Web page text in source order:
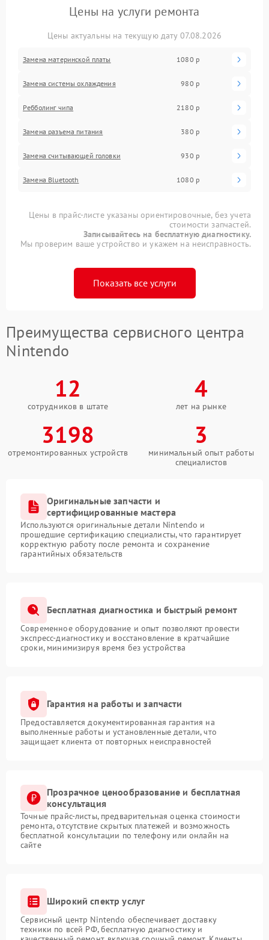
Цены на услуги ремонта
Цены актуальны на текущую дату 07.08.2026
Замена материнской платы 1080 р
Замена системы охлаждения 980 р
Ребболинг чипа 2180 р
Замена разъема питания 380 р
Замена считывающей головки 930 р
Замена Bluetooth 1080 р
Цены в прайс-листе указаны ориентировочные, без учета
стоимости запчастей.
Записывайтесь на бесплатную диагностику.
Мы проверим ваше устройство и укажем на неисправность.
Показать все услуги
Преимущества сервисного центра
Nintendo
12
сотрудников в штате
4
лет на рынке
3198
отремонтированных устройств
3
минимальный опыт работы
специалистов
Оригинальные запчасти и
сертифицированные мастера
Используются оригинальные детали Nintendo и
прошедшие сертификацию специалисты, что гарантирует
корректную работу после ремонта и сохранение
гарантийных обязательств
Бесплатная диагностика и быстрый ремонт
Современное оборудование и опыт позволяют провести
экспресс-диагностику и восстановление в кратчайшие
сроки, минимизируя время без устройства
Гарантия на работы и запчасти
Предоставляется документированная гарантия на
выполненные работы и установленные детали, что
защищает клиента от повторных неисправностей
Прозрачное ценообразование и бесплатная
консультация
Точные прайс-листы, предварительная оценка стоимости
ремонта, отсутствие скрытых платежей и возможность
бесплатной консультации по телефону или онлайн на
сайте
Широкий спектр услуг
Сервисный центр Nintendo обеспечивает доставку
техники по всей РФ, бесплатную диагностику и